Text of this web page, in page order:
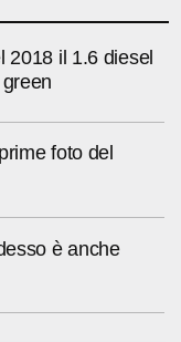
2018 il 1.6 diesel
foto del
è anche